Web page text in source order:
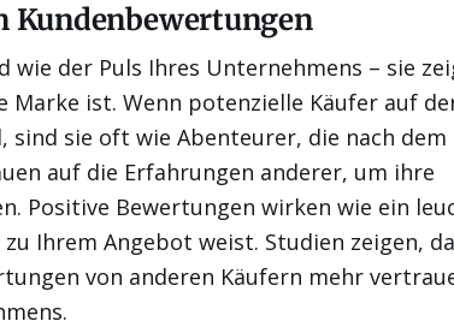
Kundenbewertungen
wie der Puls Ihres Unternehmens – sie
Marke ist. Wenn potenzielle Käufer auf
sind sie oft wie Abenteurer, die nach dem
auf die Erfahrungen anderer, um ihre
Positive Bewertungen wirken wie ein
Ihrem Angebot weist. Studien zeigen,
von anderen Käufern mehr